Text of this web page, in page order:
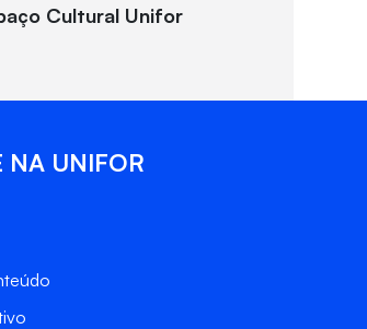
Cultural Unifor
NA UNIFOR